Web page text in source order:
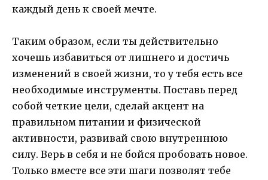
каждый день к своей мечте.
Таким образом, если ты действительно
хочешь избавиться от лишнего и достичь
изменений в своей жизни, то у тебя есть все
необходимые инструменты. Поставь перед
собой четкие цели, сделай акцент на
правильном питании и физической
активности, развивай свою внутреннюю
силу. Верь в себя и не бойся пробовать новое.
Только вместе все эти шаги позволят тебе